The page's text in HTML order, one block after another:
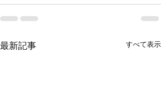
最新記事 すべて表示